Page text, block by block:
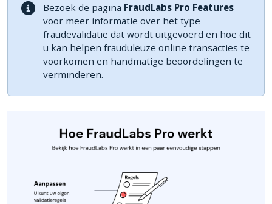
Bezoek de pagina FraudLabs Pro Features
voor meer informatie over het type
fraudevalidatie dat wordt uitgevoerd en hoe dit
u kan helpen frauduleuze online transacties te
voorkomen en handmatige beoordelingen te
verminderen.